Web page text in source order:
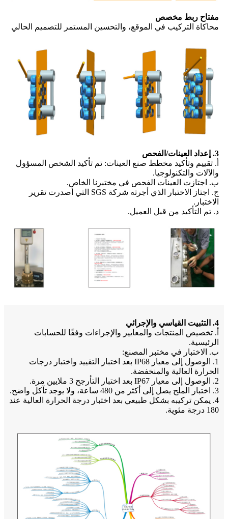
مفتاح ربط مخصص
محاكاة التركيب في الموقع، والتحسين المستمر للتصميم الحالي
3. إعداد العينات/الفحص
أ. تقييم وتأكيد مخطط صنع العينات: تم تأكيد الشخص المسؤول
والآلات والتكنولوجيا.
ب. اجتازت العينات الفحص في مختبرنا الخاص.
ج. اجتاز الاختبار الذي أجرته شركة SGS التي أصدرت تقرير
الاختبار.
د. تم التأكيد من قبل العميل.
4. التثبيت القياسي والإجرائي
أ. تخصيص المنتجات والمعايير والإجراءات وفقًا للحسابات
الرئيسية.
ب. الاختبار في مختبر المصنع:
1. الوصول إلى معيار IP68 بعد اختبار التقييد واختبار درجات
الحرارة العالية والمنخفضة.
2. الوصول إلى معيار IP67 بعد اختبار التأرجح 3 ملايين مرة.
3. اختبار الملح يصل إلى أكثر من 480 ساعة، ولا يوجد تآكل واضح.
4. يمكن تركيبه بشكل طبيعي بعد اختبار درجة الحرارة العالية عند
180 درجة مئوية.